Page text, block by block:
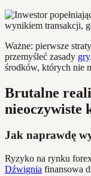
Ważne: pierwsze
przemyśleć zasady gry
środków, których nie
Brutalne
nieoczywiste
Jak naprawdę
Ryzyko na rynku
Dźwignia finansowa